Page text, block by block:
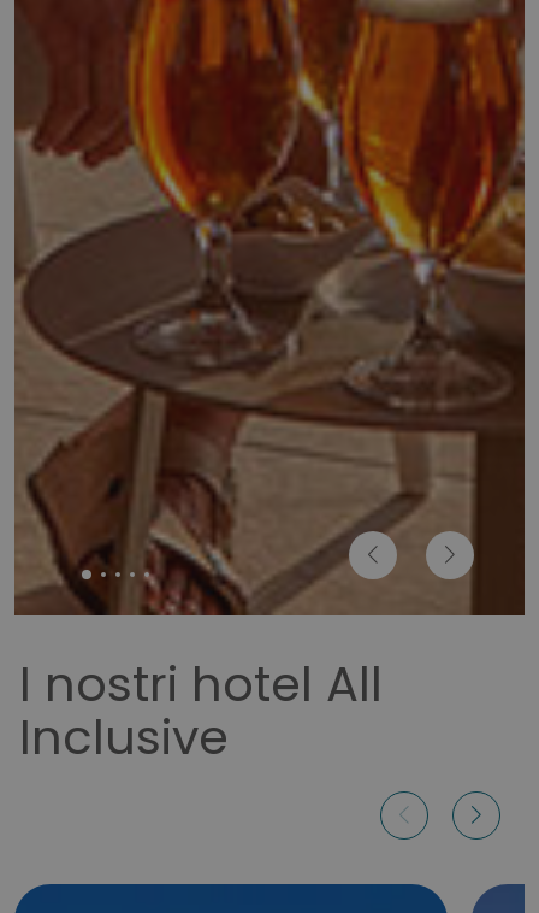
I nostri hotel All
Inclusive